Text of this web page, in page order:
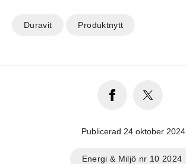
Duravit Produktnytt
Publicerad 24 oktober 2024
Energi & Miljö nr 10 2024